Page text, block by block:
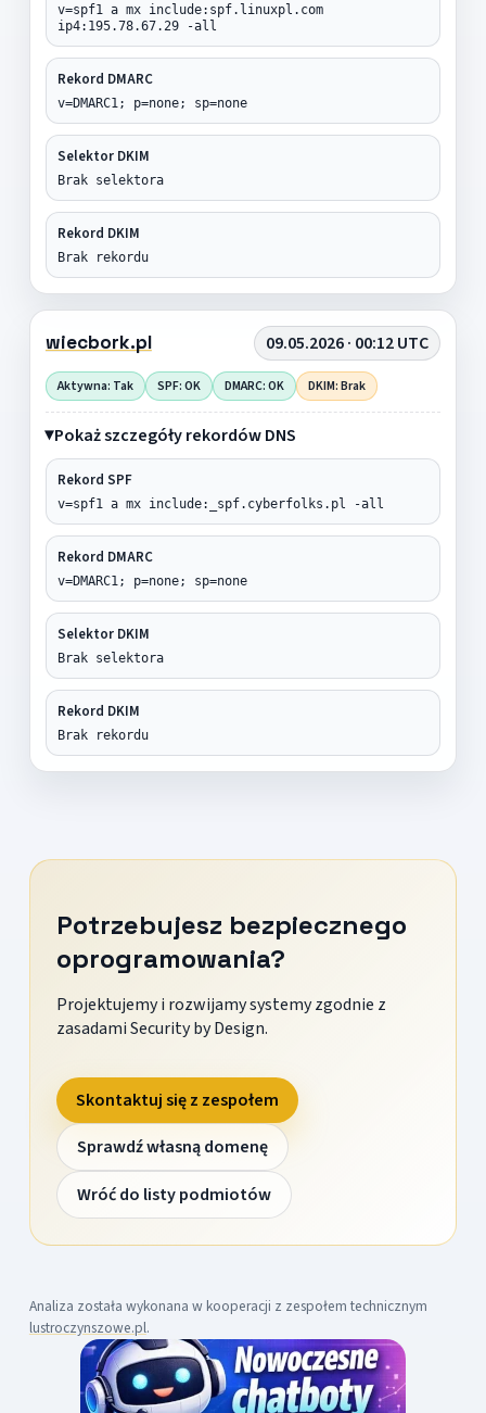
v=spf1 a mx include:spf.linuxpl.com
ip4:195.78.67.29 -all
Rekord DMARC
v=DMARC1; p=none; sp=none
Selektor DKIM
Brak selektora
Rekord DKIM
Brak rekordu
wiecbork.pl 09.05.2026 · 00:12 UTC
Aktywna: Tak SPF: OK DMARC: OK DKIM: Brak
Pokaż szczegóły rekordów DNS
Rekord SPF
v=spf1 a mx include:_spf.cyberfolks.pl -all
Rekord DMARC
v=DMARC1; p=none; sp=none
Selektor DKIM
Brak selektora
Rekord DKIM
Brak rekordu
Potrzebujesz bezpiecznego
oprogramowania?
Projektujemy i rozwijamy systemy zgodnie z
zasadami Security by Design.
Skontaktuj się z zespołem
Sprawdź własną domenę
Wróć do listy podmiotów
Analiza została wykonana w kooperacji z zespołem technicznym
lustroczynszowe.pl.